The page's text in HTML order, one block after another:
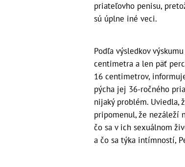
priateľovho penisu,
sú úplne iné veci.
Podľa výsledkov
centimetra a len päť
16 centimetrov,
pýcha jej 36-ročného
nijaký problém. Uviedla,
pripomenul, že nezáleží
čo sa v ich sexuálnom
a čo sa týka intímností,